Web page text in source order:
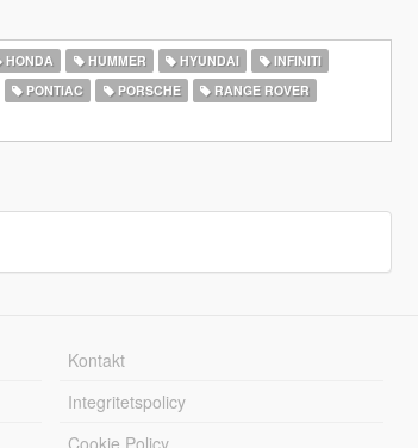
HONDA HUMMER HYUNDAI
INFINITI
PONTIAC PORSCHE
RANGE ROVER
Kontakt
Integritetspolicy
Cookie Policy